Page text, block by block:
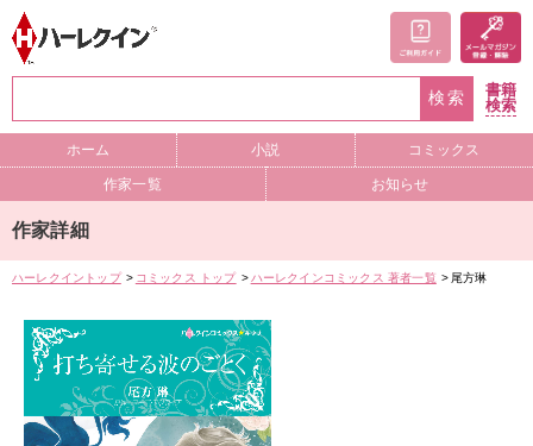
検索
書籍
検索
ホーム 小説 コミックス
作家一覧 お知らせ
作家詳細
ハーレクイントップ コミックス トップ ハーレクインコミックス 著者一覧 尾方琳